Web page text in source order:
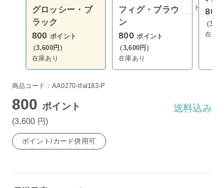
グロッシー・ブ
ラック
800ポイント
（3,600円）
在庫あり
フィグ・ブラウ
ン
800ポイント
（3,600円）
在庫あり
800
（
在庫
商品コード：AA0270-tfal183-P
800ポイント
(3,600 円)
送料込み
ポイント/カード併用可